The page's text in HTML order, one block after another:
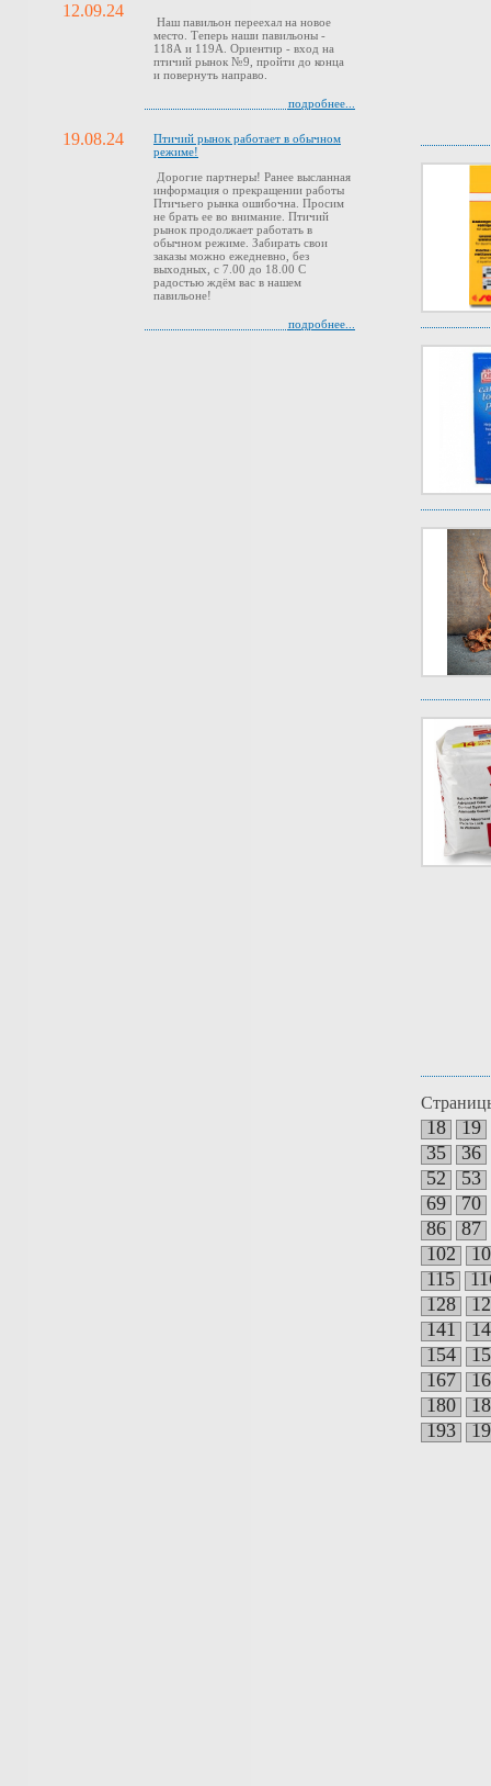
18
19
35
36
52
53
69
70
86
87
102
115
128
141
154
167
180
193
12.09.24
Наш павильон переехал на новое
место. Теперь наши павильоны -
118А и 119А. Ориентир - вход на
птичий рынок №9, пройти до конца
и повернуть направо.
подробнее...
19.08.24
Птичий рынок работает в обычном
режиме!
Дорогие партнеры! Ранее высланная
информация о прекращении работы
Птичьего рынка ошибочна. Просим
не брать ее во внимание. Птичий
рынок продолжает работать в
обычном режиме. Забирать свои
заказы можно ежедневно, без
выходных, с 7.00 до 18.00 С
радостью ждём вас в нашем
павильоне!
подробнее...